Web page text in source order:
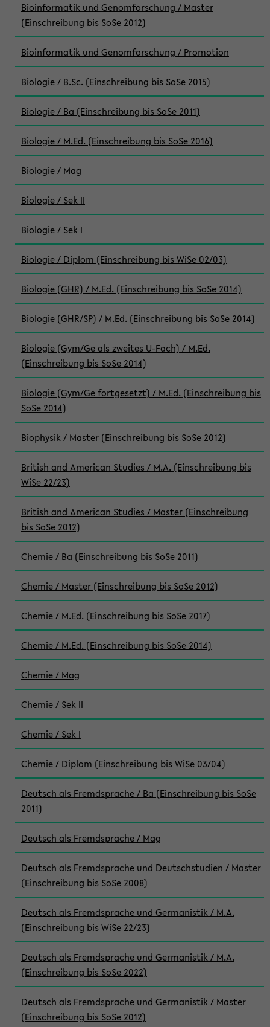
Bioinformatik und Genomforschung / Master
(Einschreibung bis SoSe 2012)
Bioinformatik und Genomforschung / Promotion
Biologie / B.Sc. (Einschreibung bis SoSe 2015)
Biologie / Ba (Einschreibung bis SoSe 2011)
Biologie / M.Ed. (Einschreibung bis SoSe 2016)
Biologie / Mag
Biologie / Sek II
Biologie / Sek I
Biologie / Diplom (Einschreibung bis WiSe 02/03)
Biologie (GHR) / M.Ed. (Einschreibung bis SoSe 2014)
Biologie (GHR/SP) / M.Ed. (Einschreibung bis SoSe 2014)
Biologie (Gym/Ge als zweites U-Fach) / M.Ed.
(Einschreibung bis SoSe 2014)
Biologie (Gym/Ge fortgesetzt) / M.Ed. (Einschreibung bis
SoSe 2014)
Biophysik / Master (Einschreibung bis SoSe 2012)
British and American Studies / M.A. (Einschreibung bis
WiSe 22/23)
British and American Studies / Master (Einschreibung
bis SoSe 2012)
Chemie / Ba (Einschreibung bis SoSe 2011)
Chemie / Master (Einschreibung bis SoSe 2012)
Chemie / M.Ed. (Einschreibung bis SoSe 2017)
Chemie / M.Ed. (Einschreibung bis SoSe 2014)
Chemie / Mag
Chemie / Sek II
Chemie / Sek I
Chemie / Diplom (Einschreibung bis WiSe 03/04)
Deutsch als Fremdsprache / Ba (Einschreibung bis SoSe
2011)
Deutsch als Fremdsprache / Mag
Deutsch als Fremdsprache und Deutschstudien / Master
(Einschreibung bis SoSe 2008)
Deutsch als Fremdsprache und Germanistik / M.A.
(Einschreibung bis WiSe 22/23)
Deutsch als Fremdsprache und Germanistik / M.A.
(Einschreibung bis SoSe 2022)
Deutsch als Fremdsprache und Germanistik / Master
(Einschreibung bis SoSe 2012)